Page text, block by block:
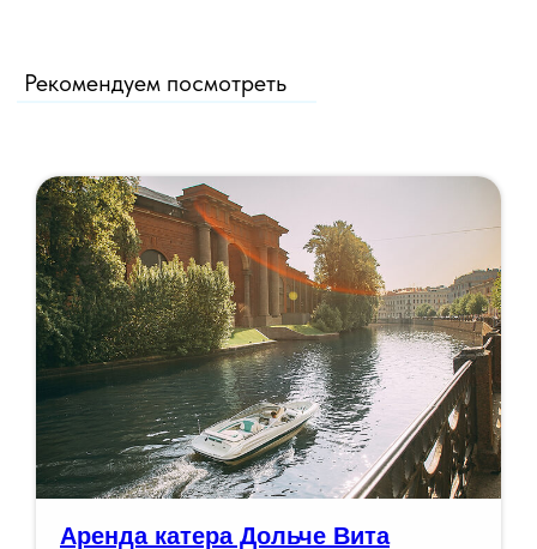
Рекомендуем посмотреть
Аренда катера Дольче Вита